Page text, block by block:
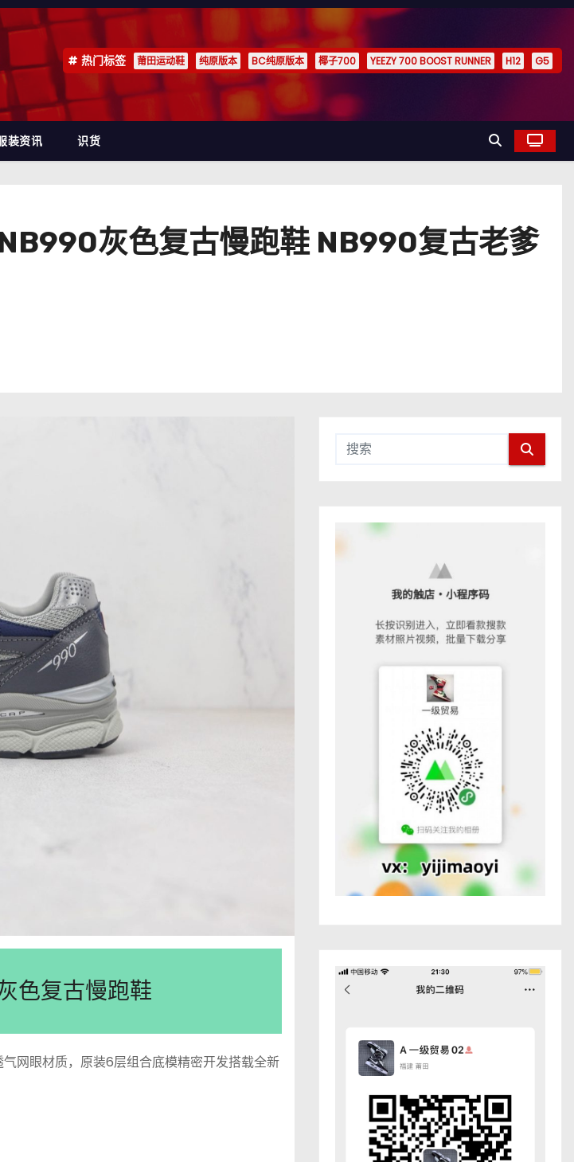
热门标签 莆田运动鞋 纯原版本 BC纯原版本 椰子700 YEEZY 700 BOOST RUNNER H12 G5
装资讯 识货
灰色复古慢跑鞋 NB990复古老爹
色复古慢跑鞋
网眼材质，原装6层组合底模精密开发搭载全新